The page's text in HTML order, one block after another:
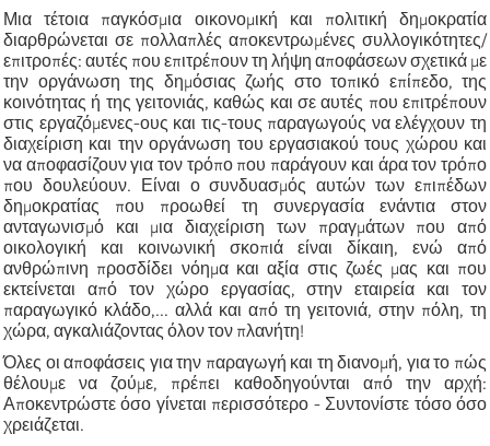
Μια τέτοια παγκόσμια οικονομική και πολιτική δημοκρατία
διαρθρώνεται σε πολλαπλές αποκεντρωμένες συλλογικότητες/
επιτροπές: αυτές που επιτρέπουν τη λήψη αποφάσεων σχετικά με
την οργάνωση της δημόσιας ζωής στο τοπικό επίπεδο, της
κοινότητας ή της γειτονιάς, καθώς και σε αυτές που επιτρέπουν
στις εργαζόμενες-ους και τις-τους παραγωγούς να ελέγχουν τη
διαχείριση και την οργάνωση του εργασιακού τους χώρου και
να αποφασίζουν για τον τρόπο που παράγουν και άρα τον τρόπο
που δουλεύουν. Είναι ο συνδυασμός αυτών των επιπέδων
δημοκρατίας που προωθεί τη συνεργασία ενάντια στον
ανταγωνισμό και μια διαχείριση των πραγμάτων που από
οικολογική και κοινωνική σκοπιά είναι δίκαιη, ενώ από
ανθρώπινη προσδίδει νόημα και αξία στις ζωές μας και που
εκτείνεται από τον χώρο εργασίας, στην εταιρεία και τον
παραγωγικό κλάδο,... αλλά και από τη γειτονιά, στην πόλη, τη
χώρα, αγκαλιάζοντας όλον τον πλανήτη!
Όλες οι αποφάσεις για την παραγωγή και τη διανομή, για το πώς
θέλουμε να ζούμε, πρέπει καθοδηγούνται από την αρχή:
Αποκεντρώστε όσο γίνεται περισσότερο - Συντονίστε τόσο όσο
χρειάζεται.